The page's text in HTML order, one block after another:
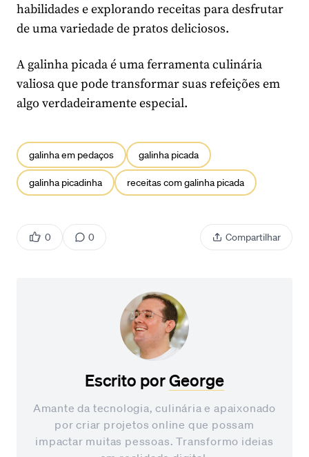
habilidades e explorando receitas para desfrutar
de uma variedade de pratos deliciosos.
A galinha picada é uma ferramenta culinária
valiosa que pode transformar suas refeições em
algo verdadeiramente especial.
galinha em pedaços galinha picada
galinha picadinha receitas com galinha picada
0 0 Compartilhar
Escrito porGeorge
Amante da tecnologia, culinária e apaixonado
por criar projetos online que possam
impactar muitas pessoas. Transformo ideias